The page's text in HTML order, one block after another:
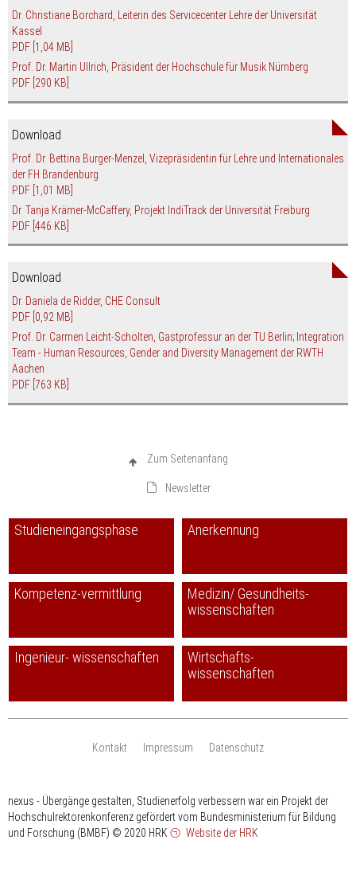
Dr. Christiane Borchard, Leiterin des Servicecenter Lehre der Universität
Kassel
PDF [1,04 MB]
Prof. Dr. Martin Ullrich, Präsident der Hochschule für Musik Nürnberg
PDF [290 KB]
Download
Prof. Dr. Bettina Burger-Menzel, Vizepräsidentin für Lehre und Internationales
der FH Brandenburg
PDF [1,01 MB]
Dr. Tanja Krämer-McCaffery, Projekt IndiTrack der Universität Freiburg
PDF [446 KB]
Download
Dr. Daniela de Ridder, CHE Consult
PDF [0,92 MB]
Prof. Dr. Carmen Leicht-Scholten, Gastprofessur an der TU Berlin; Integration
Team - Human Resources, Gender and Diversity Management der RWTH
Aachen
PDF [763 KB]
Zum Seitenanfang
Newsletter
Studieneingangsphase Anerkennung
Kompetenz-vermittlung
Medizin/ Gesundheits-
wissenschaften
Ingenieur- wissenschaften
Wirtschafts-
wissenschaften
Kontakt Impressum Datenschutz
nexus - Übergänge gestalten, Studienerfolg verbessern war ein Projekt der
Hochschulrektorenkonferenz gefördert vom Bundesministerium für Bildung
und Forschung (BMBF) © 2020 HRK Website der HRK